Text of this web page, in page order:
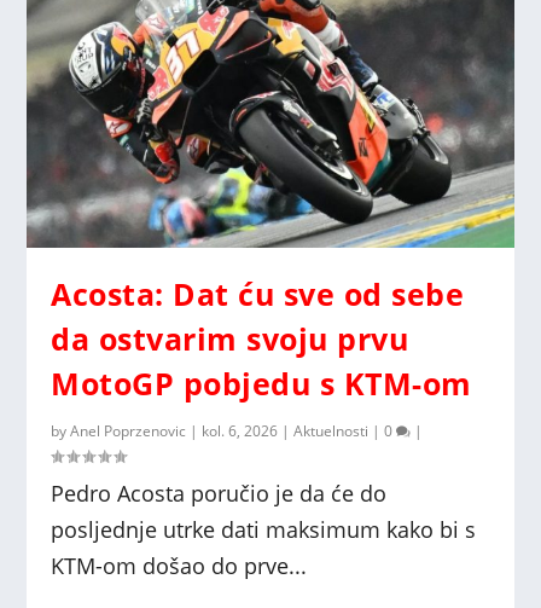
Acosta: Dat ću sve od sebe
da ostvarim svoju prvu
MotoGP pobjedu s KTM-om
byAnel Poprzenovic | kol. 6, 2026 |Aktuelnosti |0 |
Pedro Acosta poručio je da će do
posljednje utrke dati maksimum kako bi s
KTM-om došao do prve...